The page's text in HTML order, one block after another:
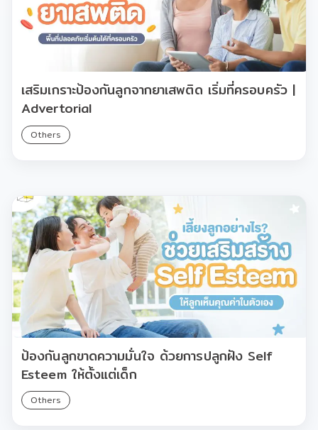
เสริมเกราะป้องกันลูกจากยาเสพติด เริ่มที่ครอบครัว |
Advertorial
Others
ป้องกันลูกขาดความมั่นใจ ด้วยการปลูกฝัง Self
Esteem ให้ตั้งแต่เด็ก
Others